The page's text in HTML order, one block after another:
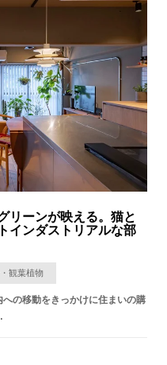
リーンが映える。猫と
インダストリアルな部
観葉植物
の移動をきっかけに住まいの購